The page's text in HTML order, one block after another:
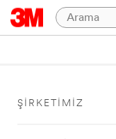
ŞIRKETIMIZ